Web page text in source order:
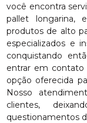
você encontra
pallet longarina,
produtos de alto
especializados e
conquistando
entrar em contato
opção oferecida
Nosso
clientes,
questionamentos